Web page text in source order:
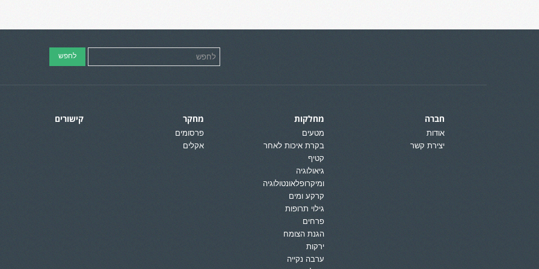
חברה
אודות
יצירת קשר
מחלקות
מטעים
בקרת איכות לאחר
קטיף
גיאולוגיה
ומיקרופלאונטולוגיה
קרקע ומים
גילוי תרופות
פרחים
הגנת הצומח
ירקות
ערבה נקייה
מחקר
פרסומים
אקלים
קישורים